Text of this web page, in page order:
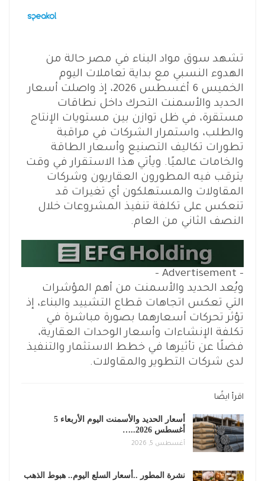
تشهد سوق مواد البناء في مصر حالة من
الهدوء النسبي مع بداية تعاملات اليوم
الخميس 6 أغسطس 2026، إذ واصلت أسعار
الحديد والأسمنت التحرك داخل نطاقات
مستقرة، في ظل توازن بين مستويات الإنتاج
والطلب، واستمرار الشركات في مراقبة
تطورات تكاليف التصنيع وأسعار الطاقة
والخامات عالميًا. ويأتي هذا الاستقرار في وقت
يترقب فيه المطورون العقاريون وشركات
المقاولات والمستهلكون أي تغيرات قد
تنعكس على تكلفة تنفيذ المشروعات خلال
النصف الثاني من العام.
- Advertisement -
ويُعد الحديد والأسمنت من أهم المؤشرات
التي تعكس اتجاهات قطاع التشييد والبناء، إذ
تؤثر تحركات أسعارهما بصورة مباشرة في
تكلفة الإنشاءات وأسعار الوحدات العقارية،
فضلًا عن تأثيرها في خطط الاستثمار والتنفيذ
لدى شركات التطوير والمقاولات.
اقرأ ايضًا
أسعار الحديد والأسمنت اليوم الأربعاء 5
أغسطس 2026..…
أغسطس 5, 2026
نشرة المطور ..أسعار السلع اليوم.. هبوط الذهب